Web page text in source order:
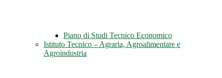
Piano di Studi Tecnico Economico
Istituto Tecnico – Agraria, Agroalimentare e
Agroindustria